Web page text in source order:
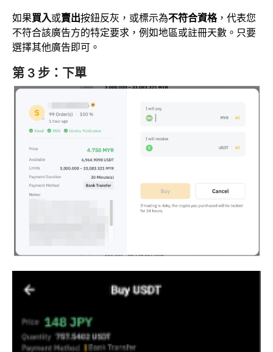
如果買入或賣出按鈕反灰，或標示為不符合資格，代表您
不符合該廣告方的特定要求，例如地區或註冊天數。只要
選擇其他廣告即可。
第 3 步：下單